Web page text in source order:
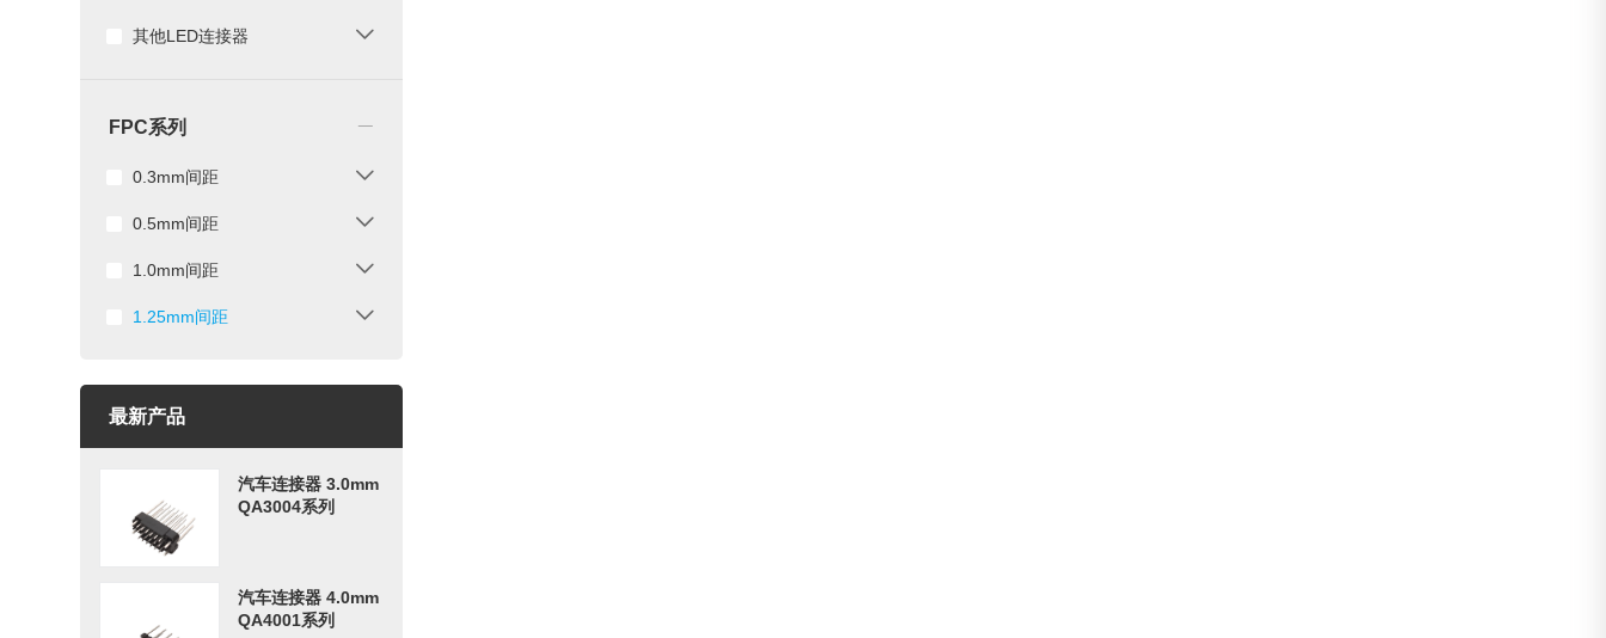
其他LED连接器
FPC系列
0.3mm间距
0.5mm间距
1.0mm间距
1.25mm间距
最新产品
汽车连接器 3.0mm
QA3004系列
汽车连接器 4.0mm
QA4001系列